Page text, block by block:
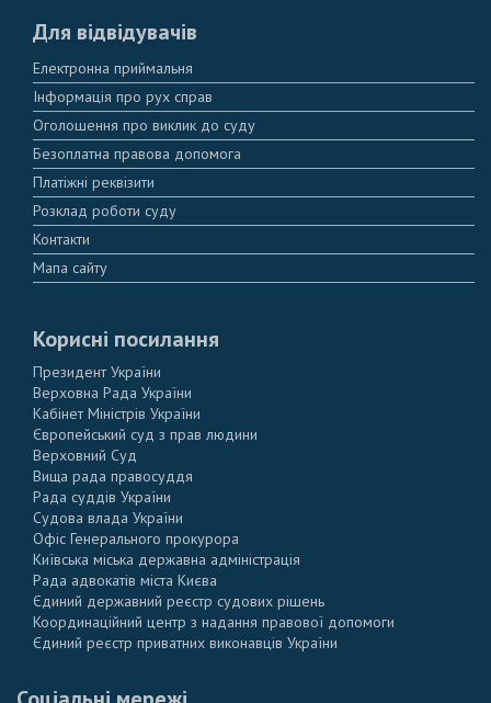
Для відвідувачів
Електронна приймальня
Інформація про рух справ
Оголошення про виклик до суду
Безоплатна правова допомога
Платіжні реквізити
Розклад роботи суду
Контакти
Мапа сайту
Корисні посилання
Президент України
Верховна Рада України
Кабінет Міністрів України
Європейський суд з прав людини
Верховний Суд
Вища рада правосуддя
Рада суддів України
Судова влада України
Офіс Генерального прокурора
Київська міська державна адміністрація
Рада адвокатів міста Києва
Єдиний державний реєстр судових рішень
Координаційний центр з надання правової допомоги
Єдиний реєстр приватних виконавців України